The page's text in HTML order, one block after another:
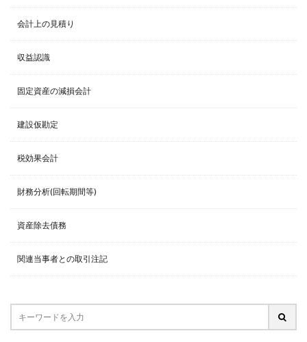
会計上の見積り
収益認識
固定資産の減損会計
建設仮勘定
税効果会計
財務分析(回転期間等)
資産除去債務
関連当事者との取引注記